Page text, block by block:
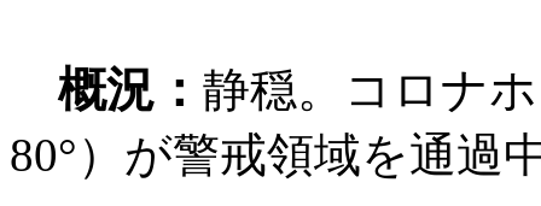
概況： 静穏。コロナ
80°）が警戒領域を通過